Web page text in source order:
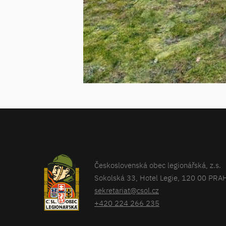
Československá obec legionářská, z.s.
Sokolská 33, Hotel Legie, 120 00
sekretariat@csol.cz
+420 224 266 235